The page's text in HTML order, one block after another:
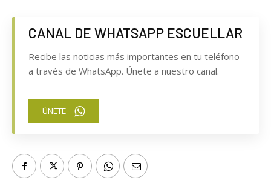
CANAL DE WHATSAPP ESCUELLAR
Recibe las noticias más importantes en tu teléfono
a través de WhatsApp. Únete a nuestro canal.
ÚNETE